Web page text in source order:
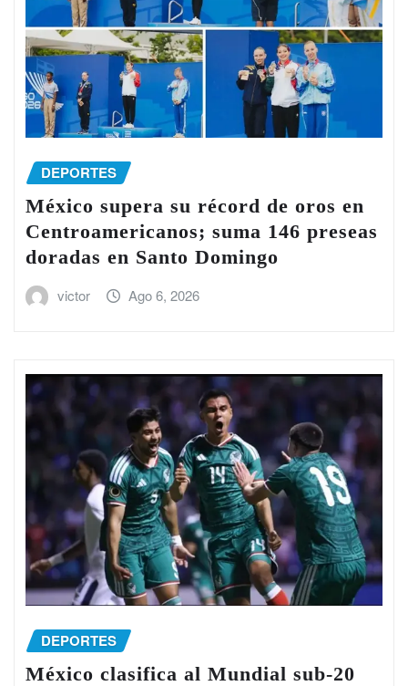
DEPORTES
México supera su récord de oros en
Centroamericanos; suma 146 preseas
doradas en Santo Domingo
victor Ago 6, 2026
DEPORTES
México clasifica al Mundial sub-20